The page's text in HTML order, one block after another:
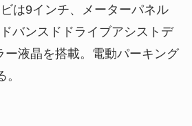
は9インチ、メーターパネル
バンスドドライブアシストデ
ー液晶を搭載。電動パーキング